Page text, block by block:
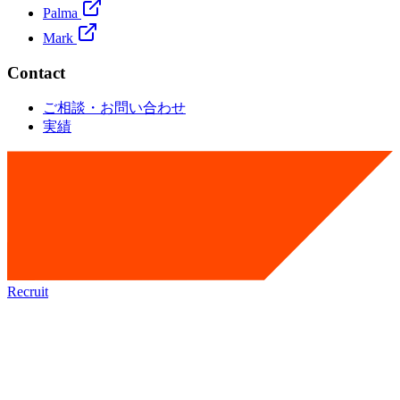
Palma
Mark
Contact
ご相談・お問い合わせ
実績
Recruit